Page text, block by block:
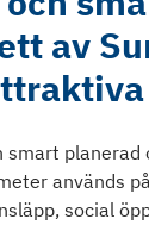
av
smart planerad
används
social